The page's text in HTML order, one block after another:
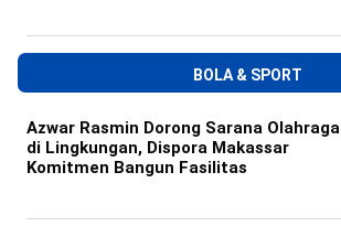
BOLA & SPORT
Azwar Rasmin Dorong Sarana Olahraga
di Lingkungan, Dispora Makassar
Komitmen Bangun Fasilitas